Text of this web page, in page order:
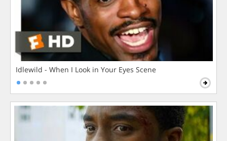
Idlewild - When I Look in Your Eyes Scene